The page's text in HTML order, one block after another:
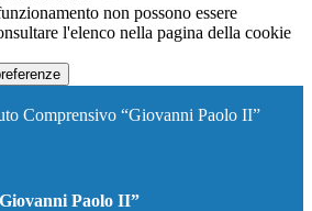
non possono essere
l'elenco nella pagina della cookie
Comprensivo “Giovanni Paolo II”
Paolo II”